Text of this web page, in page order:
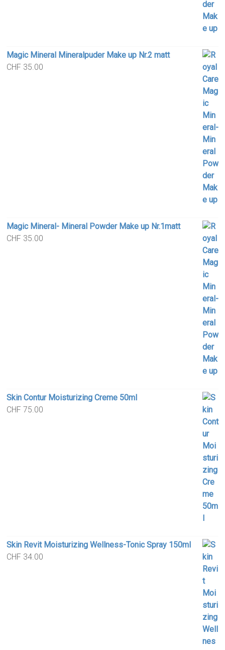
Magic Mineral Mineralpuder Make up Nr.2 matt
CHF 35.00
Magic Mineral- Mineral Powder Make up Nr.1matt
CHF 35.00
Skin Contur Moisturizing Creme 50ml
CHF 75.00
Skin Revit Moisturizing Wellness-Tonic Spray 150ml
CHF 34.00